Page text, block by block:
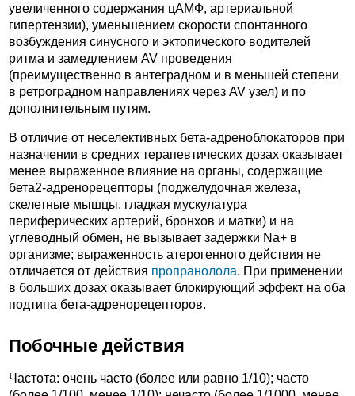
увеличенного содержания цАМФ, артериальной
гипертензии), уменьшением скорости спонтанного
возбуждения синусного и эктопического водителей
ритма и замедлением AV проведения
(преимущественно в антеградном и в меньшей степени
в ретроградном направлениях через AV узел) и по
дополнительным путям.
В отличие от неселективных бета-адреноблокаторов при
назначении в средних терапевтических дозах оказывает
менее выраженное влияние на органы, содержащие
бета2-адренорецепторы (поджелудочная железа,
скелетные мышцы, гладкая мускулатура
периферических артерий, бронхов и матки) и на
углеводный обмен, не вызывает задержки Na+ в
организме; выраженность атерогенного действия не
отличается от действия пропранолола. При применении
в больших дозах оказывает блокирующий эффект на оба
подтипа бета-адренорецепторов.
Побочные действия
Частота: очень часто (более или равно 1/10); часто